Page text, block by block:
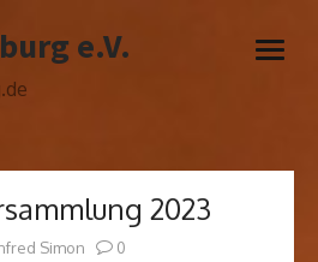
e.V.
open
2023
Simon 0